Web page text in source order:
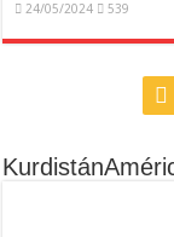
24/05/2024 539